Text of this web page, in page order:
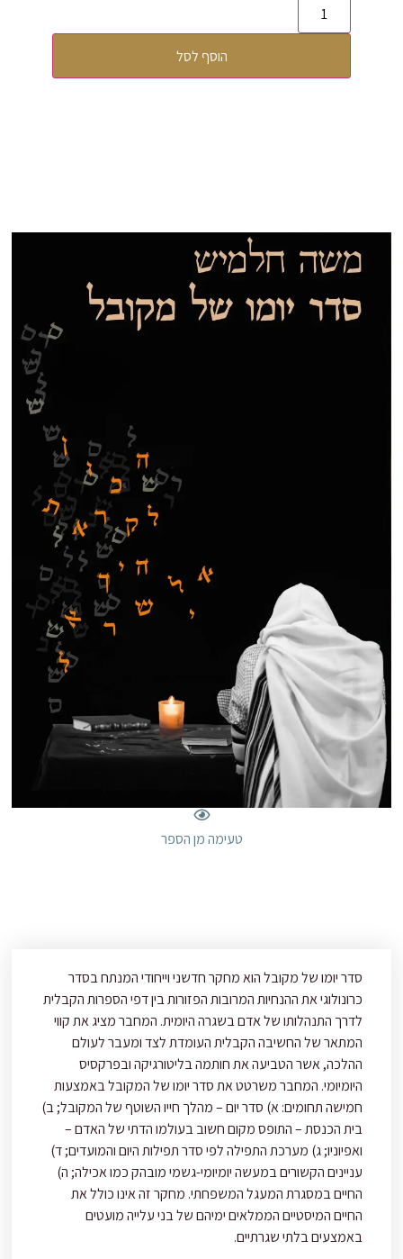
טעימה מן הספר
הוסף לסל
סדר יומו של מקובל הוא מחקר חדשני וייחודי המנתח בסדר
כרונולוגי את ההנחיות המרובות הפזורות בין דפי הספרות הקבלית
לדרך התנהלותו של אדם בשגרה היומית. המחבר מציג את קווי
המתאר של החשיבה הקבלית העומדת לצד ומעבר לעולם
ההלכה, אשר הטביעה את חותמה בליטורגיקה ובפרקסיס
היומיומי. המחבר משרטט את סדר יומו של המקובל באמצעות
חמישה תחומים: א) סדר יום – מהלך חייו השוטף של המקובל; ב)
בית הכנסת – התופס מקום חשוב בעולמו הדתי של האדם –
ואפיוניו; ג) מערכת התפילה לפי סדר תפילות היום והמועדים; ד)
עניינים הקשורים במעשה יומיומי-גשמי מובהק כמו אכילה; ה)
החיים במסגרת המעגל המשפחתי. מחקר זה אינו כולל את
החיים המיסטיים הממלאים ימיהם של בני עלייה מועטים
באמצעים בלתי שגרתיים.